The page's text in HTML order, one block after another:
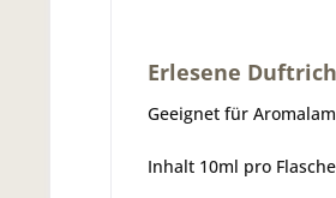
Erlesene
Geeignet für
Inhalt 10ml pro Flasche